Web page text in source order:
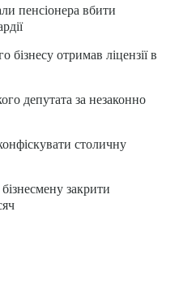
пенсіонера вбити
бізнесу отримав ліцензії в
депутата за незаконно
столичну
закрити